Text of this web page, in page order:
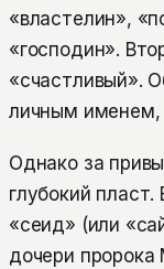
«властелин»,
«господин».
«счастливый».
личным именем,
Однако за
глубокий
«сеид» (или
дочери